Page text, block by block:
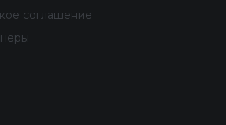
соглашение